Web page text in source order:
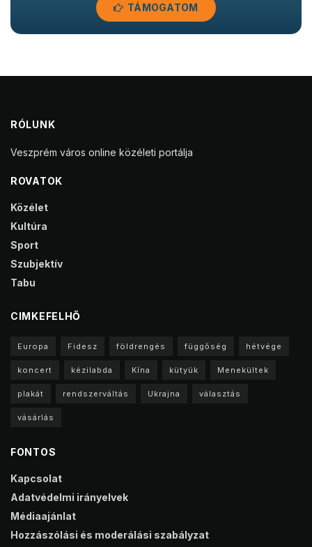
TÁMOGATOM
RÓLUNK
Veszprém város online közéleti portálja
ROVATOK
Közélet
Kultúra
Sport
Szubjektív
Tabu
CIMKEFELHŐ
Europa Fidesz földrengés függőség hétvége
koncert kézilabda Kína kütyük Menekültek
plakát rendszerváltás Ukrajna választás
vásárlás
FONTOS
Kapcsolat
Adatvédelmi irányelvek
Médiaajánlat
Hozzászólási és moderálási szabályzat